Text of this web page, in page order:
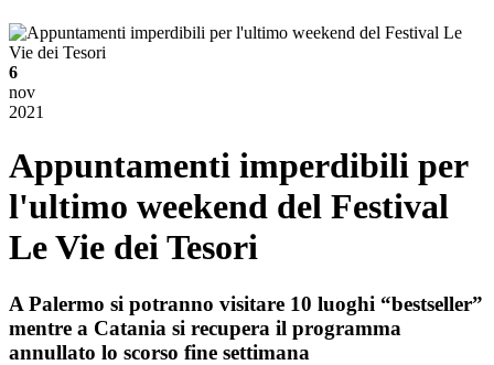
6
nov
2021
Appuntamenti imperdibili per
l'ultimo weekend del Festival
Le Vie dei Tesori
A Palermo si potranno visitare 10 luoghi “bestseller”
mentre a Catania si recupera il programma
annullato lo scorso fine settimana